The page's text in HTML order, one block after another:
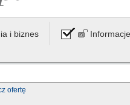
i biznes
ofertę